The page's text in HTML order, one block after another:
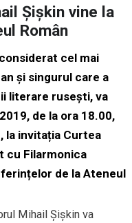
Șișkin vine la
Român
cel mai
și singurul care a
literare ruseşti, va
de la ora 18.00,
la invitația Curtea
cu Filarmonica
de la Ateneul
Mihail Șișkin va